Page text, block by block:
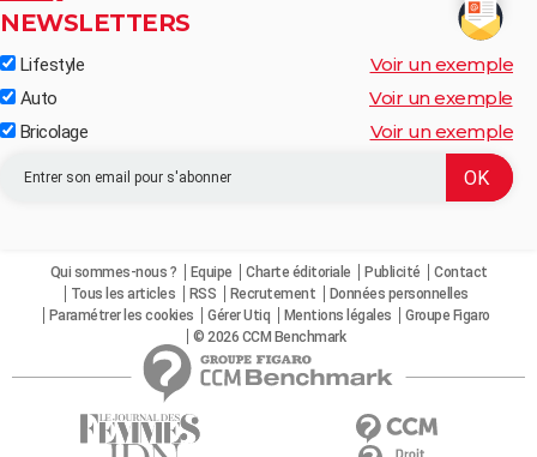
NEWSLETTERS
Lifestyle Voir un exemple
Auto Voir un exemple
Bricolage Voir un exemple
Qui sommes-nous ? Equipe Charte éditoriale Publicité
Contact
Tous les articles
RSS Recrutement
Données personnelles
Paramétrer les cookies
Gérer Utiq Mentions légales
Groupe Figaro
© 2026 CCM Benchmark